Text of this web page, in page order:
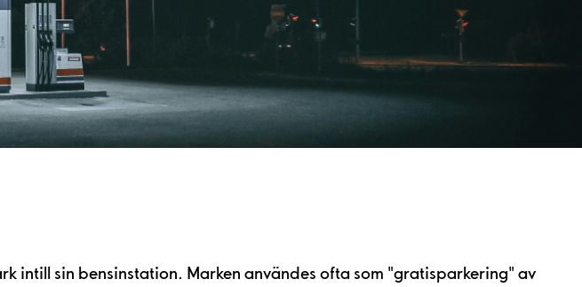
intill sin bensinstation. Marken användes ofta som "gratisparkering" av